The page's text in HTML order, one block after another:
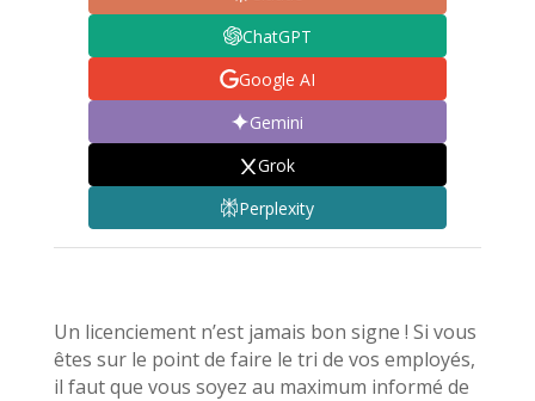
ChatGPT
Google AI
Gemini
Grok
Perplexity
Un licenciement n’est jamais bon signe ! Si vous
êtes sur le point de faire le tri de vos employés,
il faut que vous soyez au maximum informé de